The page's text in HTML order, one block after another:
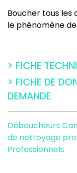
Boucher tous les
le phénomène
> FICHE
> FICHE DE
DEMANDE
Déboucheurs
de nettoyage
Professionnels